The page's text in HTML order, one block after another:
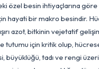
hacminden su ve besin
ve optimal